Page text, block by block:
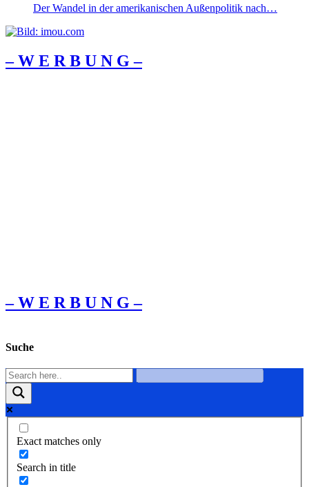
Der Wandel in der amerikanischen Außenpolitik nach…
– W Ε R Β U Ν G –
– W Ε R Β U Ν G –
Suche
Exact matches only
Search in title